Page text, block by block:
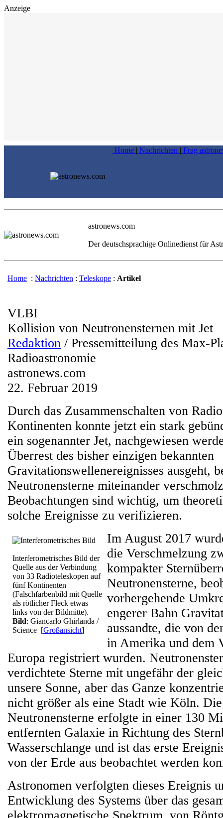
Anzeige
Home | Nachrichten | Frag
astronews.com
Der deutschsprachige Onlinedienst für
Home : Nachrichten : Teleskope : Artikel
VLBI
Kollision von Neutronensternen mit Jet
Redaktion / Pressemitteilung des Max-
Radioastronomie
astronews.com
22. Februar 2019
Durch das Zusammenschalten von
Kontinenten konnte jetzt ein stark
ein sogenannter Jet, nachgewiesen
Überrest des bisher einzigen bekannten
Gravitationswellenereignisses ausgeht,
Neutronensterne miteinander
Beobachtungen sind wichtig, um
solche Ereignisse zu verifizieren.
Interferometrisches Bild der
Quelle aus der Verbindung
von 33 Radioteleskopen auf
fünf Kontinenten
(Falschfarbenbild mit Quelle
als rötlicher Fleck etwas
links von der Bildmitte).
Bild: Giancarlo Ghirlanda /
Science [Großansicht]
Im August 2017
die Verschmelzung
kompakter
Neutronensterne,
vorhergehende
engerer Bahn
aussandte, die von
in Amerika und dem
Europa registriert wurden.
verdichtete Sterne mit ungefähr der
unsere Sonne, aber das Ganze
nicht größer als eine Stadt wie Köln.
Neutronensterne erfolgte in einer 130
entfernten Galaxie in Richtung des
Wasserschlange und ist das erste
von der Erde aus beobachtet werden
Astronomen verfolgten dieses Ereignis
Entwicklung des Systems über das